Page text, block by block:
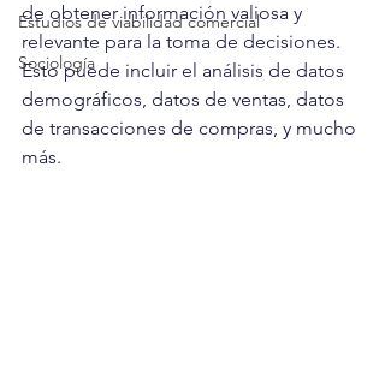
Estudios de viabilidad comercial
Sociología
de obtener información valiosa y
relevante para la toma de decisiones.
Esto puede incluir el análisis de datos
demográficos, datos de ventas, datos
de transacciones de compras, y mucho
más.